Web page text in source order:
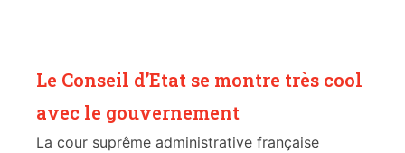
Le Conseil d’Etat se montre très cool
avec le gouvernement
La cour suprême administrative française